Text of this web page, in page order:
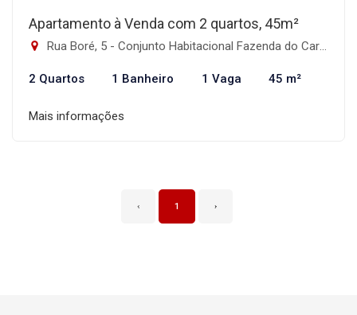
Apartamento à Venda com 2 quartos, 45m²
Rua Boré, 5 - Conjunto Habitacional Fazenda do Carmo, São Paulo-SP
2 Quartos 1 Banheiro 1 Vaga 45 m²
Mais informações
‹ 1 ›